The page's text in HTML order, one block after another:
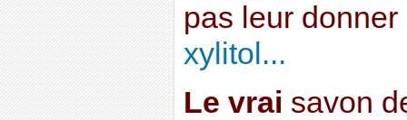
pas leur
xylitol...
Le vrai savon